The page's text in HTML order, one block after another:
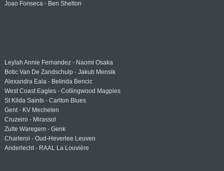
Joao Fonseca - Ben Shelton
Leylah Annie Fernandez - Naomi Osaka
Botic Van De Zandschulp - Jakub Mensik
Alexandra Eala - Belinda Bencic
West Coast Eagles - Collingwood Magpies
St Kilda Saints - Carlton Blues
Gent - KV Mechelen
Cruzeiro - Mirassol
Zulte Waregem - Genk
Charleroi - Oud-Heverlee Leuven
Anderlecht - RAAL La Louvière